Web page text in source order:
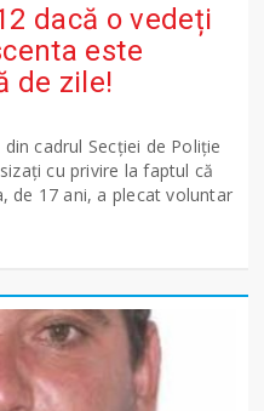
dacă o vedeți
este
de zile!
cadrul Secției de Poliție
cu privire la faptul că
de 17 ani, a plecat voluntar